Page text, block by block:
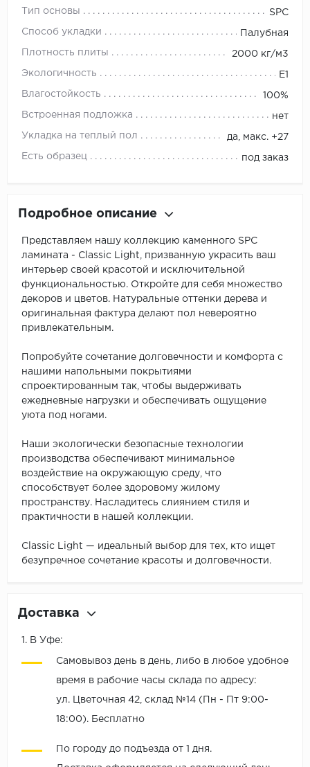
Тип основы SPC
Способ укладки Палубная
Плотность плиты 2000 кг/м3
Экологичность E1
Влагостойкость 100%
Встроенная подложка нет
Укладка на теплый пол да, макс. +27
Есть образец под заказ
Подробное описание
Представляем нашу коллекцию каменного SPC
ламината - Classic Light, призванную украсить ваш
интерьер своей красотой и исключительной
функциональностью. Откройте для себя множество
декоров и цветов. Натуральные оттенки дерева и
оригинальная фактура делают пол невероятно
привлекательным.
Попробуйте сочетание долговечности и комфорта с
нашими напольными покрытиями
спроектированным так, чтобы выдерживать
ежедневные нагрузки и обеспечивать ощущение
уюта под ногами.
Наши экологически безопасные технологии
производства обеспечивают минимальное
воздействие на окружающую среду, что
способствует более здоровому жилому
пространству. Насладитесь слиянием стиля и
практичности в нашей коллекции.
Classic Light — идеальный выбор для тех, кто ищет
безупречное сочетание красоты и долговечности.
Доставка
1. В Уфе:
Самовывоз день в день, либо в любое удобное
время в рабочие часы склада по адресу:
ул. Цветочная 42, склад №14 (Пн - Пт 9:00-
18:00). Бесплатно
По городу до подъезда от 1 дня.